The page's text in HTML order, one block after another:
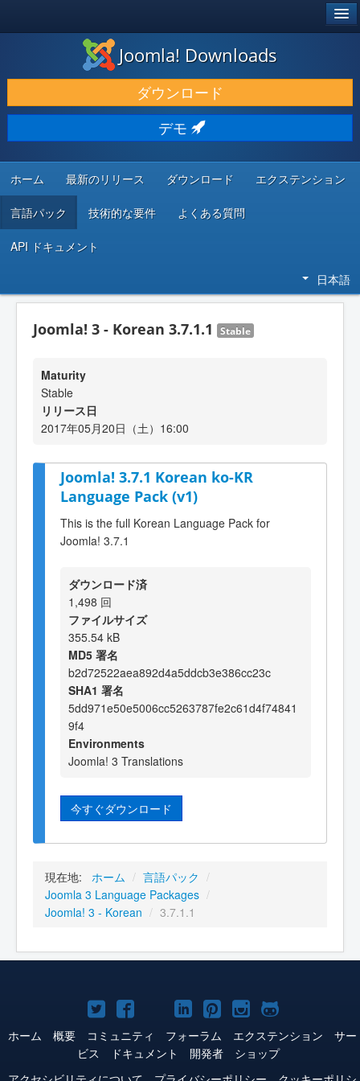
ダウンロードと機能拡張
発見と学び
コミュニティとサポート
開発者向けリソース
Joomla! Downloads
ダウンロード
デモ
ホーム 最新のリリース ダウンロード エクステンション
言語パック 技術的な要件 よくある質問
API ドキュメント
日本語
Joomla! 3 - Korean 3.7.1.1 Stable
Maturity
Stable
リリース日
2017年05月20日（土）16:00
Joomla! 3.7.1 Korean ko-KR
Language Pack (v1)
This is the full Korean Language Pack for
Joomla! 3.7.1
ダウンロード済
1,498 回
ファイルサイズ
355.54 kB
MD5 署名
b2d72522aea892d4a5ddcb3e386cc23c
SHA1 署名
5dd971e50e5006cc5263787fe2c61d4f74841
9f4
Environments
Joomla! 3 Translations
今すぐダウンロード
現在地: ホーム / 言語パック /
Joomla 3 Language Packages /
Joomla! 3 - Korean / 3.7.1.1
Joomla!
Twitter
Joomla!
Facebook
Joomla!
YouTube
Joomla!
LinkedIn
Joomla!
Pinterest
Joomla!
Instagram
Joomla!
GitHub
ホーム 概要 コミュニティ フォーラム エクステンション
サー
ビス
ドキュメント 開発者
ショップ